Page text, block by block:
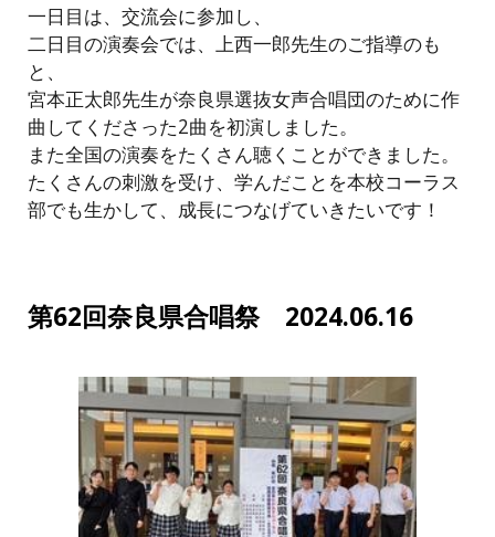
一日目は、交流会に参加し、
二日目の演奏会では、上西一郎先生のご指導のも
と、
宮本正太郎先生が奈良県選抜女声合唱団のために作
曲してくださった2曲を初演しました。
また全国の演奏をたくさん聴くことができました。
たくさんの刺激を受け、学んだことを本校コーラス
部でも生かして、成長につなげていきたいです！
第62回奈良県合唱祭 2024.06.16